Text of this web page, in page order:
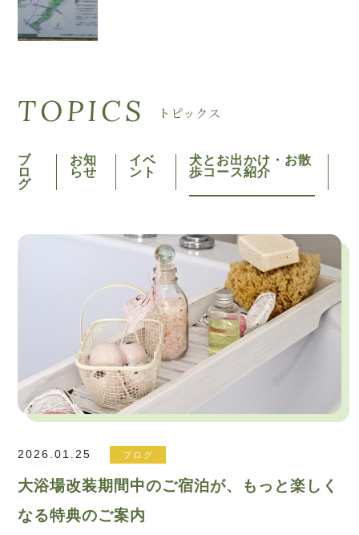
TOPICS トピックス
ブ
ロ
グ
お知
らせ
イベ
ント
犬とお出かけ・お散
歩コース紹介
2026.01.25 ブログ
大浴場改装期間中のご宿泊が、もっと楽しく
なる特典のご案内